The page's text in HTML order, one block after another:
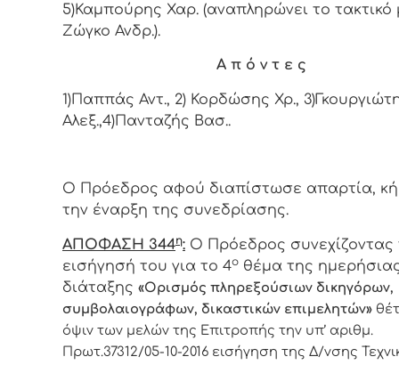
5)Καμπούρης Χαρ. (αναπληρώνει το τακτικό
Ζώγκο Ανδρ.).
Α π ό ν τ ε ς
1)Παππάς Αντ., 2) Κορδώσης Χρ.,
Αλεξ.,4)Πανταζής Βασ..
Ο Πρόεδρος αφού διαπίστωσε απαρτία,
την έναρξη της συνεδρίασης.
ΑΠΟΦΑΣΗ 344η: Ο Πρόεδρος συνεχίζοντας
εισήγησή του για το 4ο θέμα της
διάταξης «Ορισμός πληρεξούσιων δικηγόρων,
συμβολαιογράφων, δικαστικών επιμελητών»
όψιν των μελών της Επιτροπής την υπ’ αριθμ.
Πρωτ.37312/05-10-2016 εισήγηση της Δ/νσης